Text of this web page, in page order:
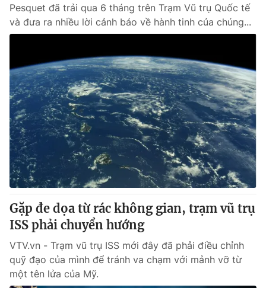
Pesquet đã trải qua 6 tháng trên Trạm Vũ trụ Quốc tế
và đưa ra nhiều lời cảnh báo về hành tinh của chúng...
Gặp đe dọa từ rác không gian, trạm vũ trụ
ISS phải chuyển hướng
VTV.vn - Trạm vũ trụ ISS mới đây đã phải điều chỉnh
quỹ đạo của mình để tránh va chạm với mảnh vỡ từ
một tên lửa của Mỹ.